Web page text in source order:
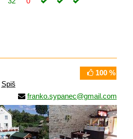
100 %
Spiš
franko.sypanec@gmail.com